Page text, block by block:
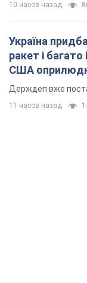
10 часов назад
Україна
ракет і
США
Держдеп вже
11 часов назад